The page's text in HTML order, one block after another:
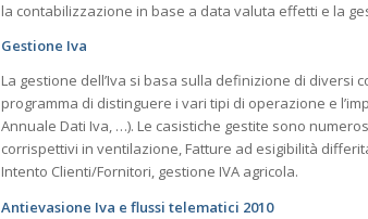
la contabilizzazione in base a data valuta effetti e la
Gestione Iva
La gestione dell’Iva si basa sulla definizione di diversi
programma di distinguere i vari tipi di operazione e
Annuale Dati Iva, …). Le casistiche gestite sono
corrispettivi in ventilazione, Fatture ad esigibilità
Intento Clienti/Fornitori, gestione IVA agricola.
Antievasione Iva e flussi telematici 2010